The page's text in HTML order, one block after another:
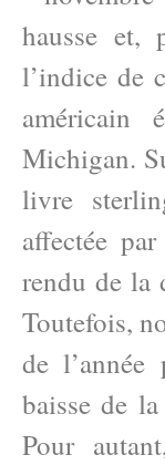
hausse et,
l’indice de
américain
Michigan.
livre
affectée
rendu de la
Toutefois,
de l’année
baisse de
Pour